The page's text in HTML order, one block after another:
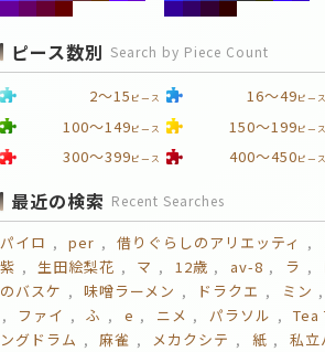
ピース数別 Search by Piece Count
2～15 ピース 16～49ピース
100～149ピース 150～199ピース
300～399ピース 400～450ピース
最近の検索 Recent Searches
パイロ per 借りぐらしのアリエッティ
紫
生田絵梨花 マ 12歳 av-8 ラ
のバスケ
味噌ラーメン ドラクエ ミン
ファイ
ふ e ニメ パラソル Tea
ングドラム
麻雀 メカクシテ 紙 私立